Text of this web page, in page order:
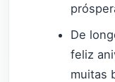
De
feliz
muitas